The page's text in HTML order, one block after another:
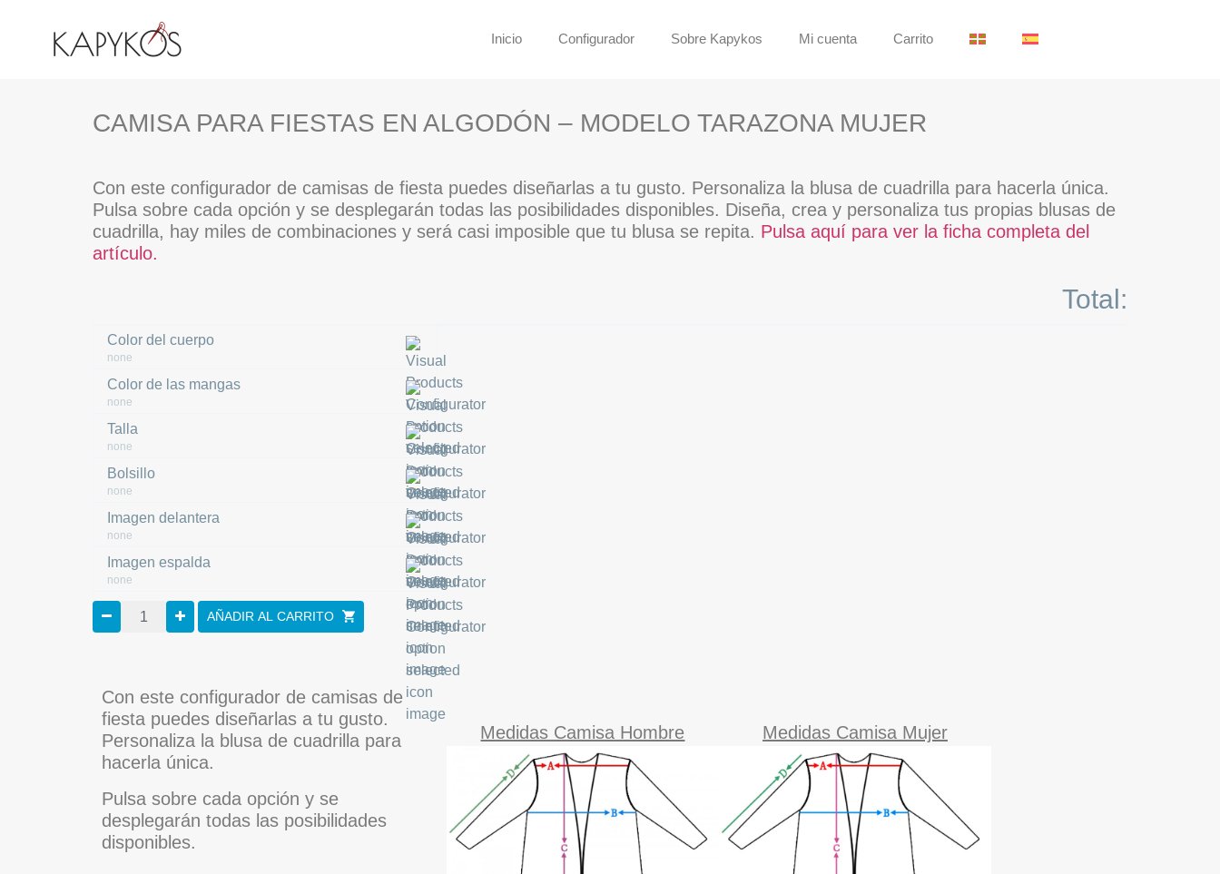
Inicio Configurador Sobre Kapykos Mi cuenta Carrito
CAMISA PARA FIESTAS EN ALGODÓN – MODELO TARAZONA MUJER
Con este configurador de camisas de fiesta puedes diseñarlas a tu gusto. Personaliza la blusa de cuadrilla para hacerla única.
Pulsa sobre cada opción y se desplegarán todas las posibilidades disponibles. Diseña, crea y personaliza tus propias blusas de
cuadrilla, hay miles de combinaciones y será casi imposible que tu blusa se repita. Pulsa aquí para ver la ficha completa del
artículo.
Color del cuerpo
none
Color de las mangas
none
Talla
none
Bolsillo
none
Imagen delantera
none
Imagen espalda
none
Total:
AÑADIR AL CARRITO
Con este configurador de camisas de
fiesta puedes diseñarlas a tu gusto.
Personaliza la blusa de cuadrilla para
hacerla única.
Pulsa sobre cada opción y se
desplegarán todas las posibilidades
disponibles.
Medidas Camisa Hombre Medidas Camisa Mujer